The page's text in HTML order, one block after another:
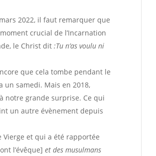
2022, il faut remarquer que
crucial de l’Incarnation
le Christ dit :Tu n’as voulu ni
que cela tombe pendant le
un samedi. Mais en 2018,
notre grande surprise. Ce qui
un autre évènement depuis
Vierge et qui a été rapportée
l’évêque] et des musulmans